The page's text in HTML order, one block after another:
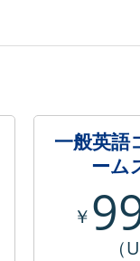
一般英語
ーム
￥